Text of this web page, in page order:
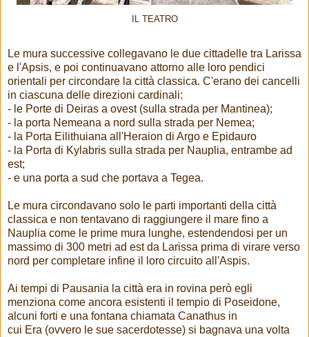
IL TEATRO
Le mura successive collegavano le due cittadelle tra Larissa
e l'Apsis, e poi continuavano attorno alle loro pendici
orientali per circondare la città classica. C'erano dei cancelli
in ciascuna delle direzioni cardinali:
- le Porte di Deiras a ovest (sulla strada per Mantinea);
- la porta Nemeana a nord sulla strada per Nemea;
- la Porta Eilithuiana all'Heraion di Argo e Epidauro
- la Porta di Kylabris sulla strada per Nauplia, entrambe ad
est;
- e una porta a sud che portava a Tegea.
Le mura circondavano solo le parti importanti della città
classica e non tentavano di raggiungere il mare fino a
Nauplia come le prime mura lunghe, estendendosi per un
massimo di 300 metri ad est da Larissa prima di virare verso
nord per completare infine il loro circuito all'Aspis.
Ai tempi di Pausania la città era in rovina però egli
menziona come ancora esistenti il tempio di Poseidone,
alcuni forti e una fontana chiamata Canathus in
cui Era (ovvero le sue sacerdotesse) si bagnava una volta